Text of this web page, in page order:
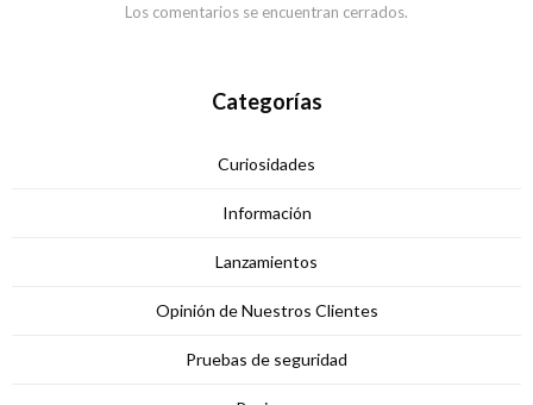
Los comentarios se encuentran cerrados.
Categorías
Curiosidades
Información
Lanzamientos
Opinión de Nuestros Clientes
Pruebas de seguridad